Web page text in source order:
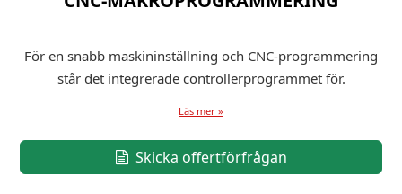
För en snabb maskininställning och CNC-programmering
står det integrerade controllerprogrammet för.
Läs mer »
Skicka offertförfrågan